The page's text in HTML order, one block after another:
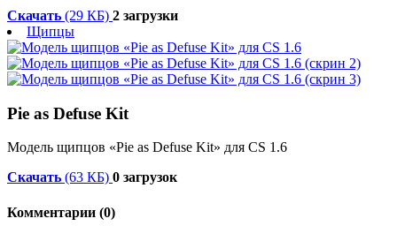
Скачать (29 КБ) 2 загрузки
Щипцы
Pie as Defuse Kit
Модель щипцов «Pie as Defuse Kit» для CS 1.6
Скачать (63 КБ) 0 загрузок
Комментарии (0)